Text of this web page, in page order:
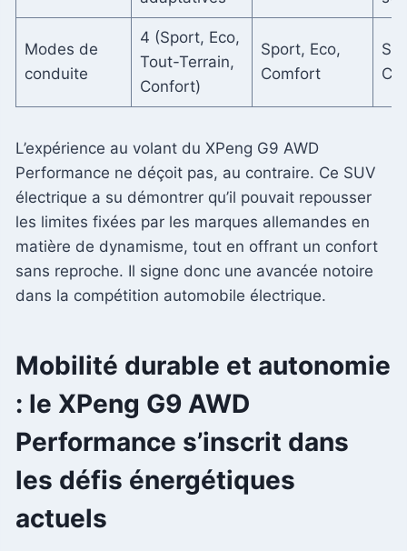
Modes de
conduite
4 (Sport, Eco,
Tout-Terrain,
Confort)
Sport, Eco,
Comfort
L’expérience au volant du XPeng G9 AWD
Performance ne déçoit pas, au contraire. Ce SUV
électrique a su démontrer qu’il pouvait repousser
les limites fixées par les marques allemandes en
matière de dynamisme, tout en offrant un confort
sans reproche. Il signe donc une avancée notoire
dans la compétition automobile électrique.
Mobilité durable et autonomie
: le XPeng G9 AWD
Performance s’inscrit dans
les défis énergétiques
actuels